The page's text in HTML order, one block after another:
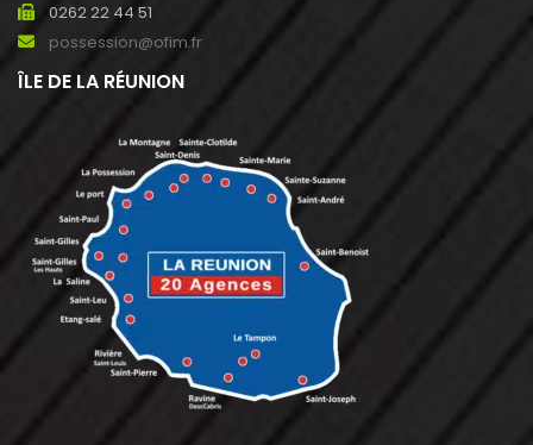
0262 22 44 51
possession@ofim.fr
ÎLE DE LA RÉUNION